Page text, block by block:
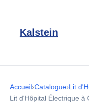
Kalstein
Accueil›Catalogue›Lit
Lit d'Hôpital Électrique à